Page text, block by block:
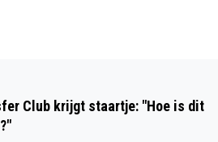
Club krijgt staartje: "Hoe is dit